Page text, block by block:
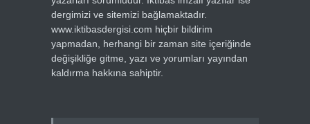
dergimizi ve sitemizi bağlamaktadır.
www.iktibasdergisi.com hiçbir bildirim
yapmadan, herhangi bir zaman site içeriğinde
değişikliğe gitme, yazı ve yorumları yayından
kaldırma hakkına sahiptir.